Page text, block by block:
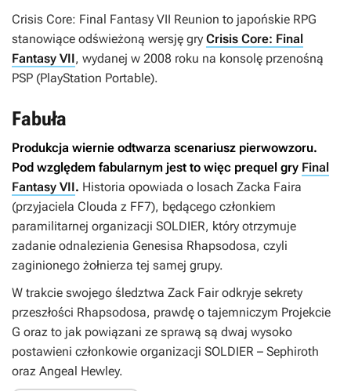
Crisis Core: Final Fantasy VII Reunion to japońskie RPG
stanowiące odświeżoną wersję gry Crisis Core: Final
Fantasy VII, wydanej w 2008 roku na konsolę przenośną
PSP (PlayStation Portable).
Fabuła
Produkcja wiernie odtwarza scenariusz pierwowzoru.
Pod względem fabularnym jest to więc prequel gry Final
Fantasy VII. Historia opowiada o losach Zacka Faira
(przyjaciela Clouda z FF7), będącego członkiem
paramilitarnej organizacji SOLDIER, który otrzymuje
zadanie odnalezienia Genesisa Rhapsodosa, czyli
zaginionego żołnierza tej samej grupy.
W trakcie swojego śledztwa Zack Fair odkryje sekrety
przeszłości Rhapsodosa, prawdę o tajemniczym Projekcie
G oraz to jak powiązani ze sprawą są dwaj wysoko
postawieni członkowie organizacji SOLDIER – Sephiroth
oraz Angeal Hewley.